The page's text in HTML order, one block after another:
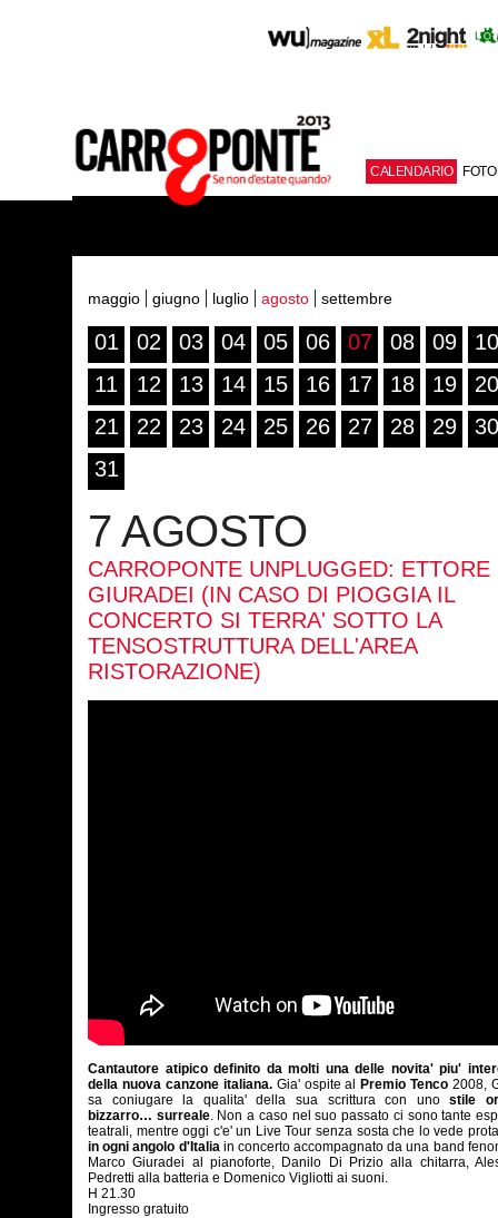
CALENDARIO FOTO
maggio giugno luglio agosto settembre
01 02 03 04 05 06 07 08 09
10
11
12 13 14 15 16 17 18 19
20
21
22 23 24 25 26 27 28 29
30
31
7 AGOSTO
CARROPONTE UNPLUGGED: ETTORE
GIURADEI (IN CASO DI PIOGGIA IL
CONCERTO SI TERRA' SOTTO LA
TENSOSTRUTTURA DELL'AREA
RISTORAZIONE)
Cantautore atipico definito da molti una delle novita' piu'
della nuova canzone italiana.Gia' ospite al Premio Tenco2008,
sa coniugare la qualita' della sua scrittura con unostile
bizzarro… surreale. Non a caso nel suo passato ci sono tante
teatrali, mentre oggi c'e' un Live Tour senza sosta che lo vede
in ogni angolo d'Italiain concerto accompagnato da una band
Marco Giuradei al pianoforte, Danilo Di Prizio alla chitarra,
Pedretti alla batteria e Domenico Vigliotti ai suoni.
H 21.30
Ingresso gratuito